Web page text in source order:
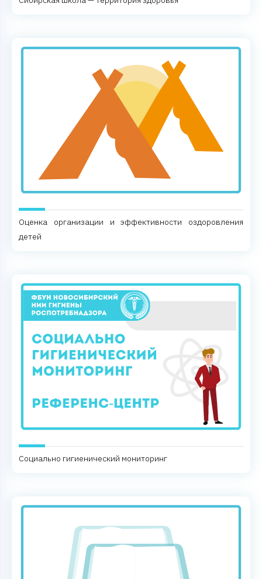
Оценка организации и эффективности оздоровления
детей
Социально гигиенический мониторинг